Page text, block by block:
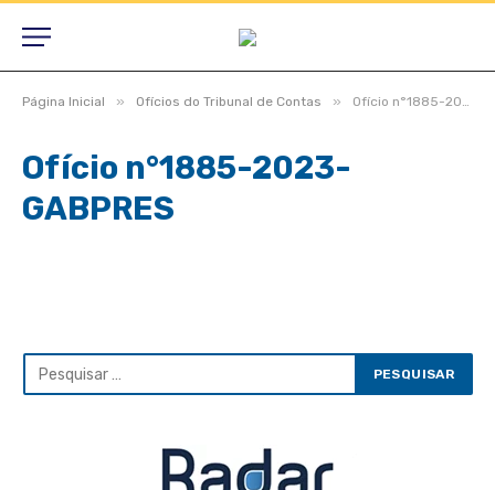
Página Inicial » Ofícios do Tribunal de Contas » Ofício n°1885-2023-GABPRES
Ofício n°1885-2023-
GABPRES